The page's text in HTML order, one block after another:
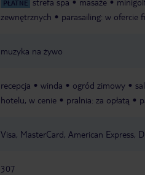
PŁATNE
zewnętrznych
parasailing: w ofercie
muzyka na żywo
recepcja winda ogród zimowy
hotelu, w cenie
pralnia: za opłatą
Visa, MasterCard, American Express,
307